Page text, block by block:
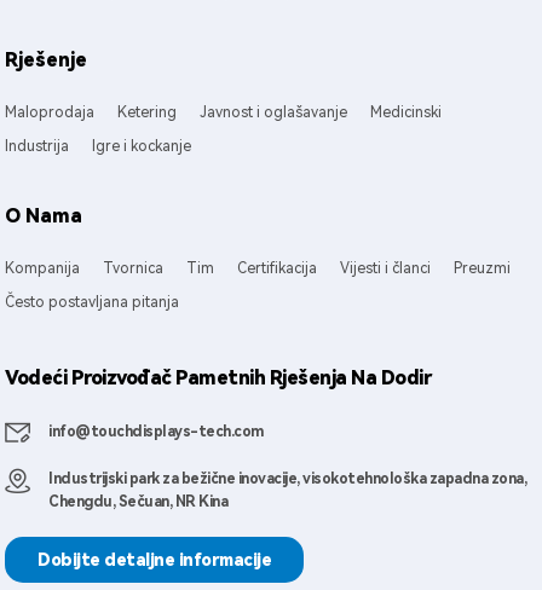
Rješenje
Maloprodaja Ketering Javnost i oglašavanje
Medicinski
Industrija
Igre i kockanje
O Nama
Kompanija Tvornica Tim Certifikacija Vijesti i članci
Preuzmi
Često postavljana pitanja
Vodeći Proizvođač Pametnih Rješenja Na Dodir
info@touchdisplays-tech.com
Industrijski park za bežične inovacije, visokotehnološka zapadna zona,
Chengdu, Sečuan, NR Kina
Dobijte detaljne informacije